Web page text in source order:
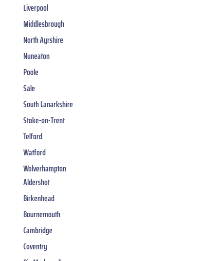
Liverpool
Middlesbrough
North Ayrshire
Nuneaton
Poole
Sale
South Lanarkshire
Stoke-on-Trent
Telford
Watford
Wolverhampton
Aldershot
Birkenhead
Bournemouth
Cambridge
Coventry